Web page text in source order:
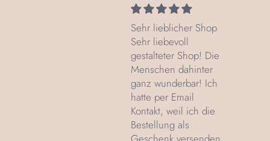
Sehr lieblicher Shop
Sehr liebevoll
gestalteter Shop! Die
Menschen dahinter
ganz wunderbar! Ich
hatte per Email
Kontakt, weil ich die
Bestellung als